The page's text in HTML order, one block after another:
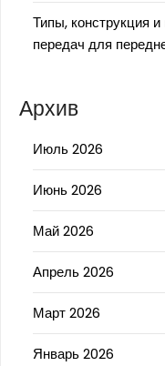
Типы, конструкция
передач для
Архив
Июль 2026
Июнь 2026
Май 2026
Апрель 2026
Март 2026
Январь 2026